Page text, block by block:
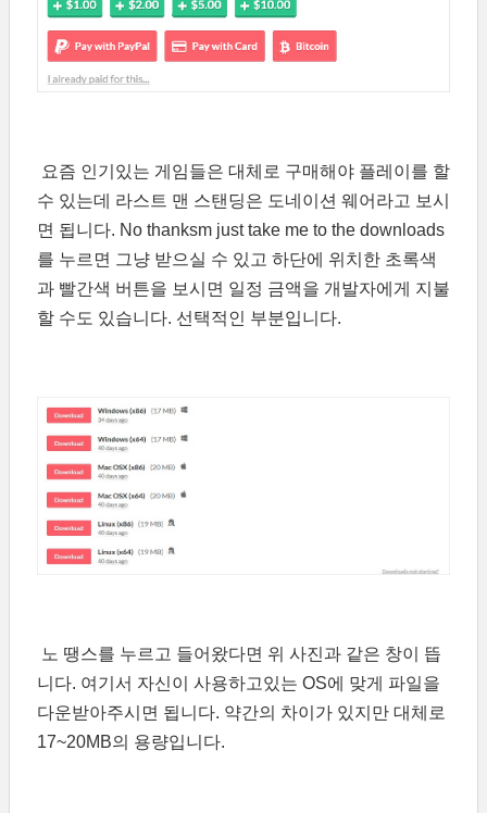
요즘 인기있는 게임들은 대체로 구매해야 플레이를 할
수 있는데 라스트 맨 스탠딩은 도네이션 웨어라고 보시
면 됩니다. No thanksm just take me to the downloads
를 누르면 그냥 받으실 수 있고 하단에 위치한 초록색
과 빨간색 버튼을 보시면 일정 금액을 개발자에게 지불
할 수도 있습니다. 선택적인 부분입니다.
노 땡스를 누르고 들어왔다면 위 사진과 같은 창이 뜹
니다. 여기서 자신이 사용하고있는 OS에 맞게 파일을
다운받아주시면 됩니다. 약간의 차이가 있지만 대체로
17~20MB의 용량입니다.